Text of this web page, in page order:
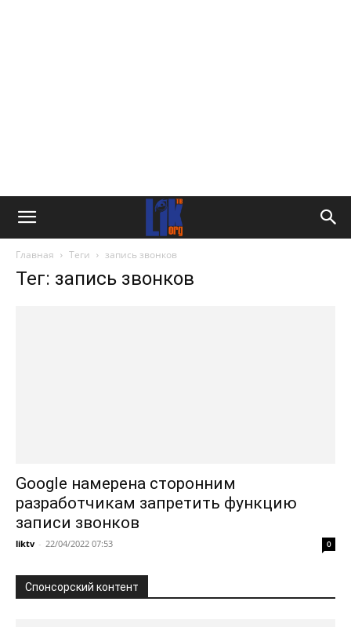
Главная Теги запись звонков
Тег: запись звонков
Google намерена сторонним
разработчикам запретить функцию
записи звонков
liktv - 22/04/2022 07:53 0
Спонсорский контент